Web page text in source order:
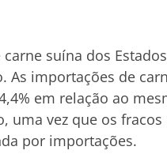
suína dos
As importações de
em relação ao
uma vez que os fracos
por importações.